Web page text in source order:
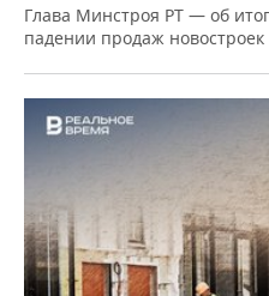
Глава Минстроя РТ — об
падении продаж новостроек